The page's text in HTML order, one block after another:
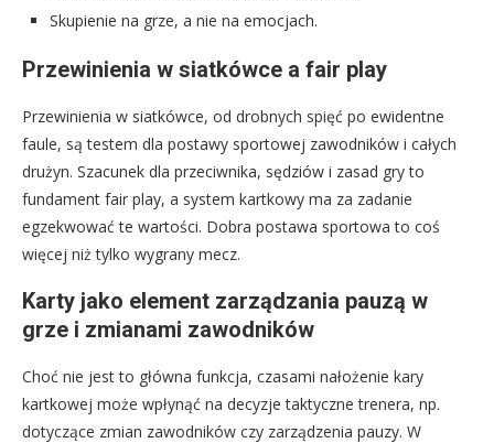
Skupienie na grze, a nie na emocjach.
Przewinienia w siatkówce a fair play
Przewinienia w siatkówce, od drobnych spięć po ewidentne
faule, są testem dla postawy sportowej zawodników i całych
drużyn. Szacunek dla przeciwnika, sędziów i zasad gry to
fundament fair play, a system kartkowy ma za zadanie
egzekwować te wartości. Dobra postawa sportowa to coś
więcej niż tylko wygrany mecz.
Karty jako element zarządzania pauzą w
grze i zmianami zawodników
Choć nie jest to główna funkcja, czasami nałożenie kary
kartkowej może wpłynąć na decyzje taktyczne trenera, np.
dotyczące zmian zawodników czy zarządzenia pauzy. W